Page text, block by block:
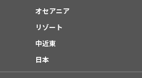
オセアニア
リゾート
中近東
日本